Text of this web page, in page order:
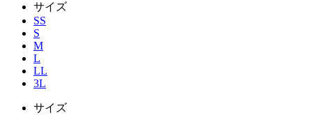
サイズ
SS
S
M
L
LL
3L
サイズ